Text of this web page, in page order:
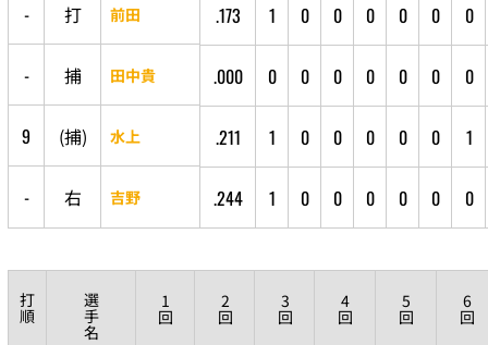
- 打 前田 .173 1 0 0 0 0 0 0
- 捕 田中貴 .000 0 0 0 0 0 0 0
9 (捕) 水上 .211 1 0 0 0 0 0 1
- 右 吉野 .244 1 0 0 0 0 0 0
打
順
選
手
名
1
回
2
回
3
回
4
回
5
回
6
回